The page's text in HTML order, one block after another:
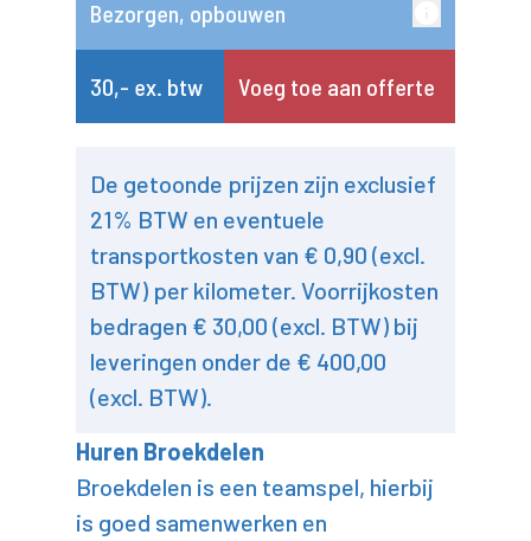
Bezorgen, opbouwen
30,- ex. btw Voeg toe aan offerte
De getoonde prijzen zijn exclusief
21% BTW en eventuele
transportkosten van € 0,90 (excl.
BTW) per kilometer. Voorrijkosten
bedragen € 30,00 (excl. BTW) bij
leveringen onder de € 400,00
(excl. BTW).
Huren Broekdelen
Broekdelen is een teamspel, hierbij
is goed samenwerken en